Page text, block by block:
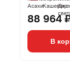
88 964
В